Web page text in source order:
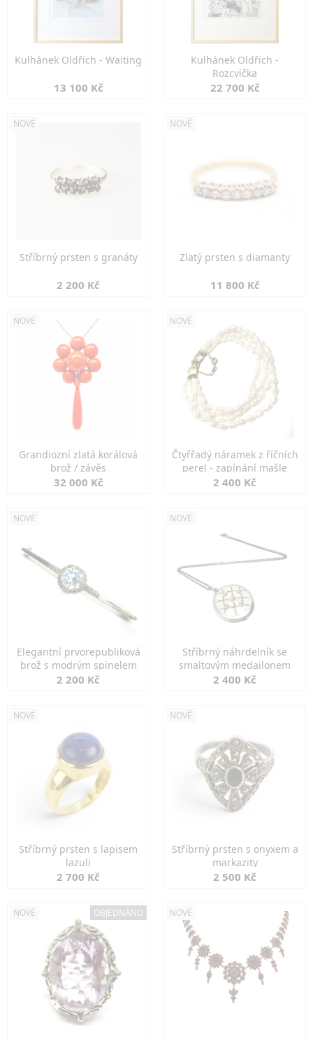
Kulhánek Oldřich - Waiting
13 100 Kč
Kulhánek Oldřich -
Rozcvička
22 700 Kč
NOVÉ
Stříbrný prsten s granáty
2 200 Kč
NOVÉ
Zlatý prsten s diamanty
11 800 Kč
NOVÉ
Grandiozní zlatá korálová
brož / závěs
32 000 Kč
NOVÉ
Čtyřřadý náramek z říčních
perel - zapínání mašle
2 400 Kč
NOVÉ
Elegantní prvorepubliková
brož s modrým spinelem
2 200 Kč
NOVÉ
Stříbrný náhrdelník se
smaltovým medailonem
2 400 Kč
NOVÉ
Stříbrný prsten s lapisem
lazuli
2 700 Kč
NOVÉ
Stříbrný prsten s onyxem a
markazity
2 500 Kč
NOVÉ OBJEDNÁNO NOVÉ